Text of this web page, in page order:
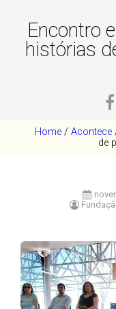
Encontro
histórias
Home/ Acontece
de